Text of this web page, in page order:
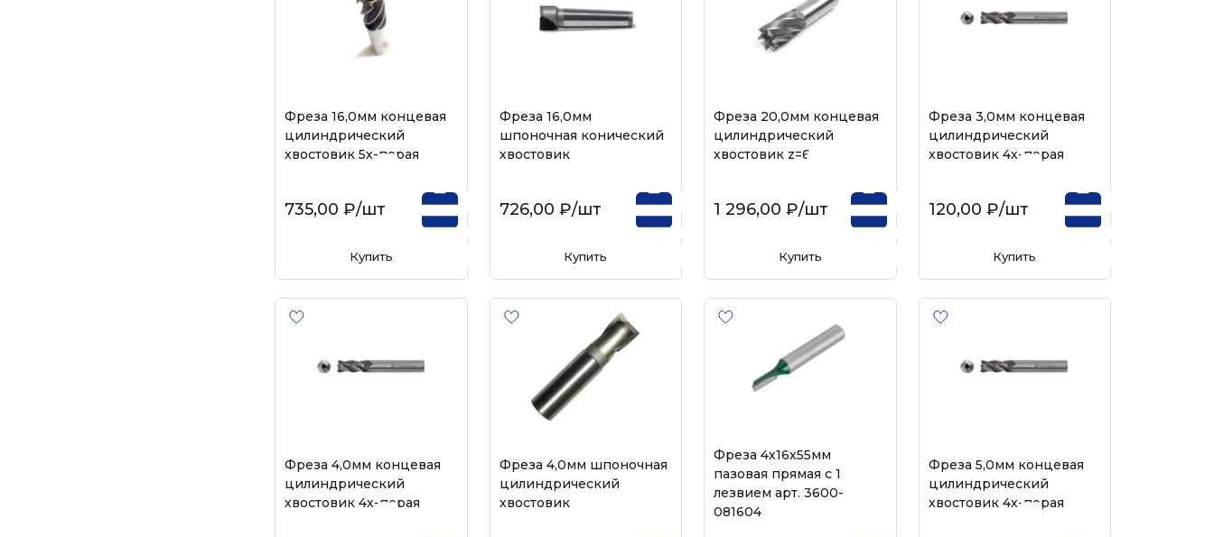
Фреза 16,0мм концевая
цилиндрический
хвостовик 5х-перая
735,00 ₽/шт
Купить
Фреза 16,0мм
шпоночная конический
хвостовик
726,00 ₽/шт
Купить
Фреза 20,0мм концевая
цилиндрический
хвостовик z=6
1 296,00 ₽/шт
Купить
Фреза 3,0мм концевая
цилиндрический
хвостовик 4х-перая
120,00 ₽/шт
Купить
Фреза 4,0мм концевая
цилиндрический
хвостовик 4х-перая
Фреза 4,0мм шпоночная
цилиндрический
хвостовик
Фреза 4х16х55мм
пазовая прямая с 1
лезвием арт. 3600-
081604
Фреза 5,0мм концевая
цилиндрический
хвостовик 4х-перая